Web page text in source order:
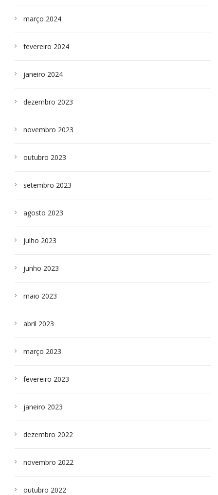
março 2024
fevereiro 2024
janeiro 2024
dezembro 2023
novembro 2023
outubro 2023
setembro 2023
agosto 2023
julho 2023
junho 2023
maio 2023
abril 2023
março 2023
fevereiro 2023
janeiro 2023
dezembro 2022
novembro 2022
outubro 2022